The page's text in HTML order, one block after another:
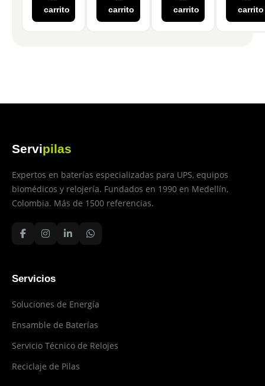
carrito
carrito
carrito
carrito
Servipilas
Expertos en baterías especializadas para UPS, equipos
biomédicos y relojería. Fundados en 1990 en Medellín,
Colombia. Más de 1500 referencias.
Servicios
Soluciones de Energía
Ensamble de Baterías
Servicio Técnico de Relojes
Reciclaje de Pilas